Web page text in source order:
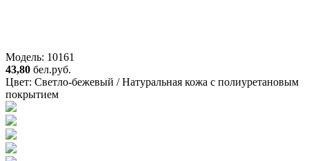
Модель: 10161
43,80 бел.руб.
Цвет: Светло-бежевый / Натуральная кожа с полиуретановым
покрытием